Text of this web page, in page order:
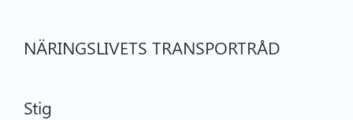
NÄRINGSLIVETS TRANSPORTRÅD
Stig